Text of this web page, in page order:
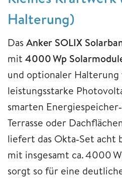
Halterung)
DasAnker SOLIX
mit 4000 Wp
und optionaler
leistungsstarke
smarten
Terrasse oder
liefert das Okta‑Set acht
mit insgesamt ca. 4000
sorgt so für eine